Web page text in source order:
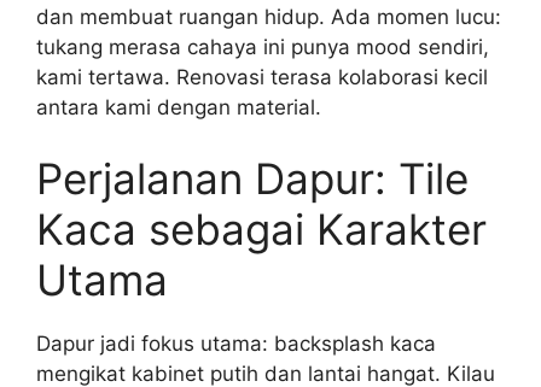
dan membuat ruangan hidup. Ada momen lucu:
tukang merasa cahaya ini punya mood sendiri,
kami tertawa. Renovasi terasa kolaborasi kecil
antara kami dengan material.
Perjalanan Dapur: Tile
Kaca sebagai Karakter
Utama
Dapur jadi fokus utama: backsplash kaca
mengikat kabinet putih dan lantai hangat. Kilau